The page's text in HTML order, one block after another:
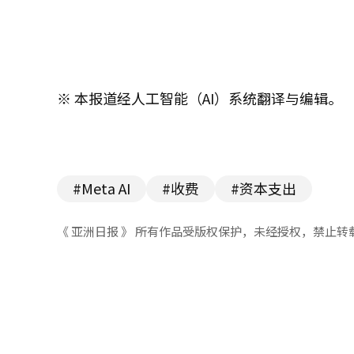
※ 本报道经人工智能（AI）系统翻译与编辑。
#Meta AI #收费 #资本支出
《 亚洲日报 》 所有作品受版权保护，未经授权，禁止转